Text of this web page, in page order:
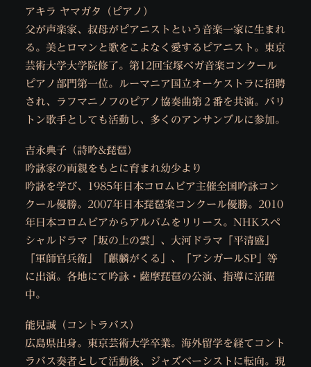
アキラ ヤマガタ（ピアノ）
父が声楽家、叔母がピアニストという音楽一家に生まれ
る。美とロマンと歌をこよなく愛するピアニスト。東京
芸術大学大学院修了。第12回宝塚ベガ音楽コンクール
ピアノ部門第一位。ルーマニア国立オーケストラに招聘
され、ラフマニノフのピアノ協奏曲第２番を共演。バリ
トン歌手としても活動し、多くのアンサンブルに参加。
吉永典子（詩吟&琵琶）
吟詠家の両親をもとに育まれ幼少より
吟詠を学び、1985年日本コロムビア主催全国吟詠コン
クール優勝。2007年日本琵琶楽コンクール優勝。2010
年日本コロムビアからアルバムをリリース。NHKスペ
シャルドラマ「坂の上の雲」、大河ドラマ「平清盛」
「軍師官兵衛」「麒麟がくる」、「アシガールSP」等
に出演。各地にて吟詠・薩摩琵琶の公演、指導に活躍
中。
能見誠（コントラバス）
広島県出身。東京芸術大学卒業。海外留学を経てコント
ラバス奏者として活動後、ジャズベーシストに転向。現